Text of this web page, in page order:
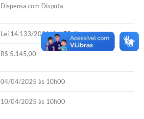
Dispensa com Disputa
Lei 14.133/2021, Art 75, II
R$ 5.145,00
04/04/2025 às 10h00
10/04/2025 às 10h00